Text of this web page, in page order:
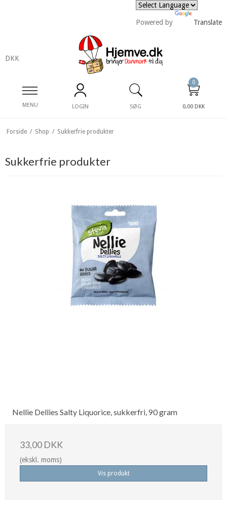
Powered by Translate
DKK
MENU LOGIN SØG
0
0,00 DKK
Forside / Shop / Sukkerfrie produkter
Sukkerfrie produkter
Nellie Dellies Salty Liquorice, sukkerfri, 90 gram
33,00 DKK
(ekskl. moms)
Vis produkt